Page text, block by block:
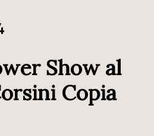
Show al
Copia